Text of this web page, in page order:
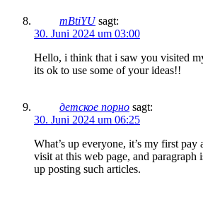
mBtiYU sagt:
30. Juni 2024 um 03:00
Hello, i think that i saw you visited
its ok to use some of your ideas!!
детское порно sagt:
30. Juni 2024 um 06:25
What’s up everyone, it’s my first pay
visit at this web page, and
up posting such articles.